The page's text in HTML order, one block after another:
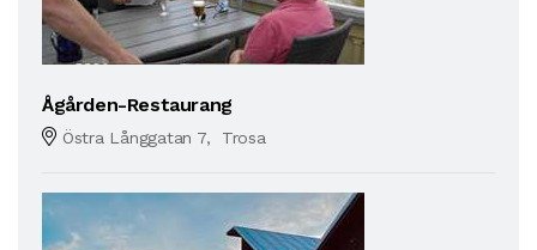
Ågården-Restaurang
Östra Långgatan 7, Trosa